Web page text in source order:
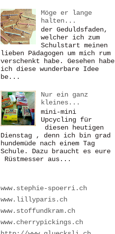
Möge er lange
halten...
der Geduldsfaden,
welcher ich zum
Schulstart meinen
lieben Pädagogen um mich rum
verschenkt habe. Gesehen habe
ich diese wunderbare Idee
be...
Nur ein ganz
kleines...
mini-mini
Upcycling für
diesen heutigen
Dienstag , denn ich bin grad
hundemüde nach einem Tag
Schule. Dazu braucht es eure
Rüstmesser aus...
www.stephie-spoerri.ch
www.lillyparis.ch
www.stoffundkram.ch
www.cherrypickings.ch